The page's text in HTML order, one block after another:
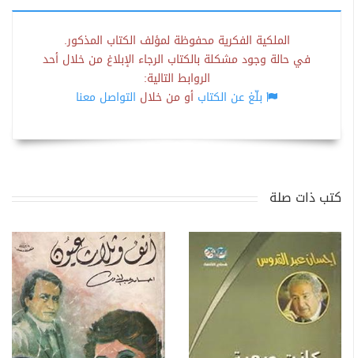
الملكية الفكرية محفوظة لمؤلف الكتاب المذكور.
في حالة وجود مشكلة بالكتاب الرجاء الإبلاغ من خلال أحد
الروابط التالية:
بلّغ عن الكتاب أو من خلال التواصل معنا
كتب ذات صلة